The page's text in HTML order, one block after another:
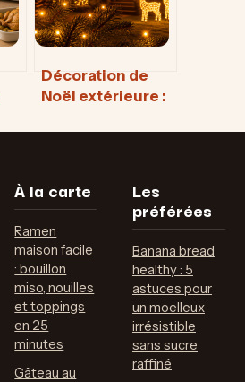
maîtrisée
Décoration de
Noël extérieure :
un jardin
À la carte
Ramen
maison facile
: bouillon
miso, nouilles
et toppings
en 25
minutes
Gâteau au
Les
préférées
Banana bread
healthy : 5
astuces pour
un moelleux
irrésistible
sans sucre
raffiné